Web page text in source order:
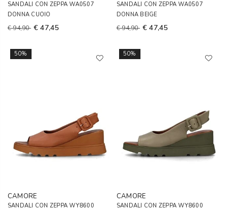
SANDALI CON ZEPPA WA0507
DONNA CUOIO
€ 94,90 € 47,45
SANDALI CON ZEPPA WA0507
DONNA BEIGE
€ 94,90 € 47,45
50%
CAMORE
SANDALI CON ZEPPA WY8600
50%
CAMORE
SANDALI CON ZEPPA WY8600